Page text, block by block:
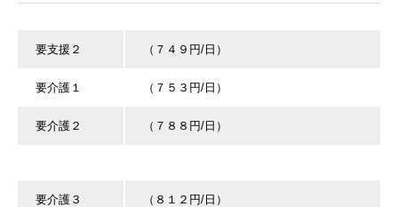
要支援２ （７４９円/日）
要介護１ （７５３円/日）
要介護２ （７８８円/日）
要介護３ （８１２円/日）